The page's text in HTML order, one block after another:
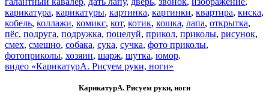
карикатура, карикатуры, картинка, картинки, квартира, киска,
кобель, коллажи, комикс, кот, котик, кошка, лапа, открытка,
пёс, подруга, подружка, поцелуй, прикол, приколы, рисунок,
смех, смешно, собака, сука, сучка, фото приколы,
фотоприколы, хозяин, шарж, шутка, юмор.
видео «КарикатурА. Рисуем руки, ноги»
КарикатурА. Рисуем руки, ноги